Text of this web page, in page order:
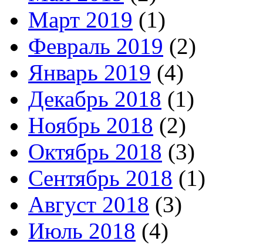
Март 2019 (1)
Февраль 2019 (2)
Январь 2019 (4)
Декабрь 2018 (1)
Ноябрь 2018 (2)
Октябрь 2018 (3)
Сентябрь 2018 (1)
Август 2018 (3)
Июль 2018 (4)